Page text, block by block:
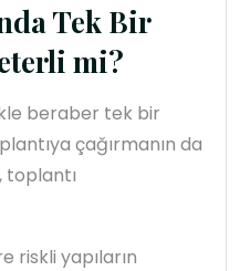
Tek Bir
mi?
beraber tek bir
çağırmanın da
toplantı
riskli yapıların